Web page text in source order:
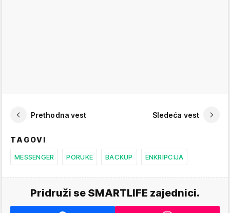
Prethodna vest Sledeća vest
TAGOVI
MESSENGER PORUKE BACKUP ENKRIPCIJA
Pridruži se SMARTLIFE zajednici.